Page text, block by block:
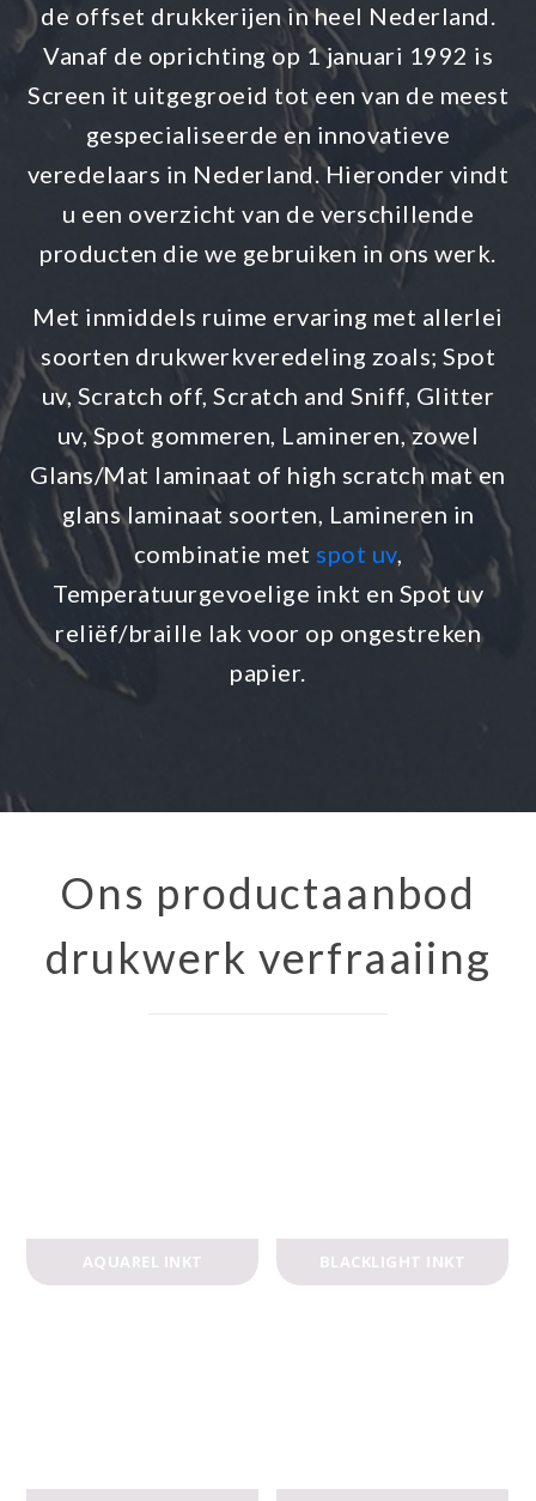
de offset drukkerijen in heel Nederland.
Vanaf de oprichting op 1 januari 1992 is
Screen it uitgegroeid tot een van de meest
gespecialiseerde en innovatieve
veredelaars in Nederland. Hieronder vindt
u een overzicht van de verschillende
producten die we gebruiken in ons werk.
Met inmiddels ruime ervaring met allerlei
soorten drukwerkveredeling zoals; Spot
uv, Scratch off, Scratch and Sniff, Glitter
uv, Spot gommeren, Lamineren, zowel
Glans/Mat laminaat of high scratch mat en
glans laminaat soorten, Lamineren in
combinatie met spot uv,
Temperatuurgevoelige inkt en Spot uv
reliëf/braille lak voor op ongestreken
papier.
Ons productaanbod
drukwerk verfraaiing
AQUAREL INKT BLACKLIGHT INKT